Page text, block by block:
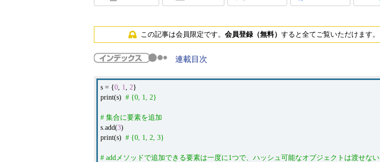
この記事は会員限定です。 会員登録（無料） すると全てご覧いただけます。
連載目次
s = {0, 1, 2}
print(s) # {0, 1, 2}
# 集合に要素を追加
s.add(3)
print(s) # {0, 1, 2, 3}
# addメソッドで追加できる要素は一度に1つで、ハッシュ可能なオブジェクトは渡せない